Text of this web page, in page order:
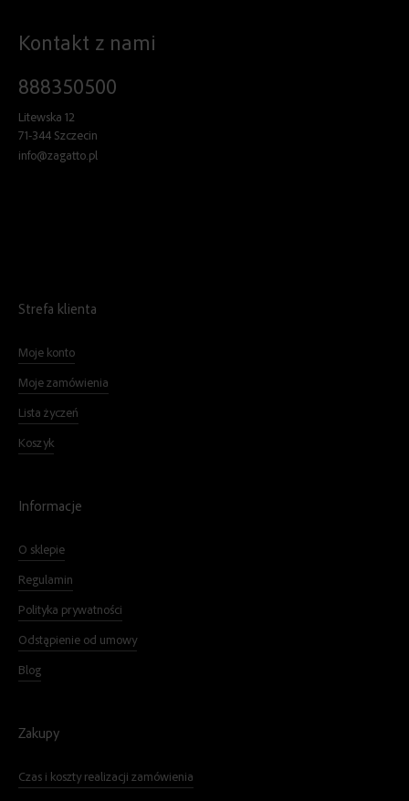
Kontakt z nami
888350500
Litewska 12
71-344 Szczecin
info@zagatto.pl
Strefa klienta
Moje konto
Moje zamówienia
Lista życzeń
Koszyk
Informacje
O sklepie
Regulamin
Polityka prywatności
Odstąpienie od umowy
Blog
Zakupy
Czas i koszty realizacji zamówienia